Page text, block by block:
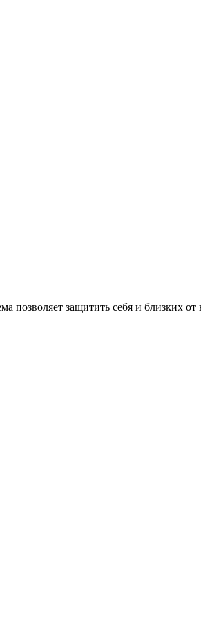
защитить себя и близких